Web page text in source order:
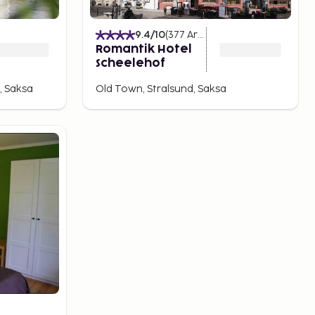
Saksa
9.4/10(377 Arvostelut
Romantik Hotel
Scheelehof
Old Town, Stralsund, Saksa